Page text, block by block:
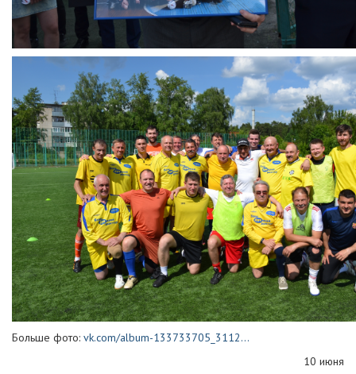
Больше фото: vk.com/album-133733705_3112...
10 июня